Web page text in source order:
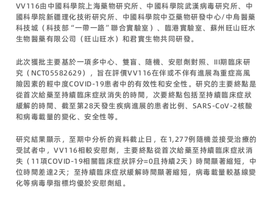
VV116由中國科學院上海藥物研究所、中國科學院武漢病毒研究所、中
國科學院新疆理化技術研究所、中國科學院中亞藥物研發中心/中烏醫藥
科技城（科技部“一帶一路”聯合實驗室）、臨港實驗室、蘇州旺山旺水
生物醫藥有限公司（旺山旺水）和君實生物共同研發。
此次獲批主要基於一項多中心、雙盲、隨機、安慰劑對照、III期臨床研
究（NCT05582629），旨在評價VV116在伴或不伴有進展為重症高風
險因素的輕中度COVID-19患者中的有效性和安全性。研究的主要終點是
從首次給藥至持續臨床症狀消失的時間，次要終點包括至持續臨床症狀
緩解的時間、截至第28天發生疾病進展的患者比例、SARS-CoV-2核酸
和病毒載量的變化、安全性等。
研究結果顯示，至期中分析的資料截止日，在1,277例隨機並接受治療的
受試者中，VV116相較安慰劑，主要終點從首次給藥至持續臨床症狀消
失（11項COVID-19相關臨床症狀評分=0且持續2天）時間顯著縮短，中
位時間差達2天；至持續臨床症狀緩解時間顯著縮短，病毒載量較基線變
化等病毒學指標均優於安慰劑組。